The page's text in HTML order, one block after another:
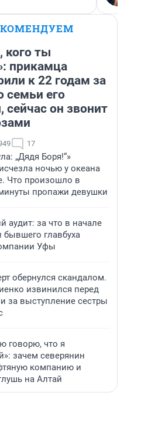
кого ты
прикамца
к 22 годам за
семьи его
сейчас он звонит
17
„Дядя Боря!“»
ночью у океана
Что произошло в
пропажи девушки
аудит: за что в начале
бывшего главбуха
Уфы
обернулся скандалом.
извинился перед
за выступление сестры
говорю, что я
зачем северянин
компанию и
на Алтай